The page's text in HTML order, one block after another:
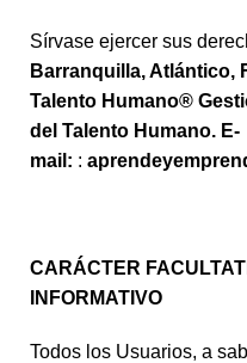
Sírvase ejercer sus
Barranquilla, Atlántico,
Talento Humano®
del Talento Humano. E-
mail: :
CARÁCTER
INFORMATIVO
Todos los Usuarios, a